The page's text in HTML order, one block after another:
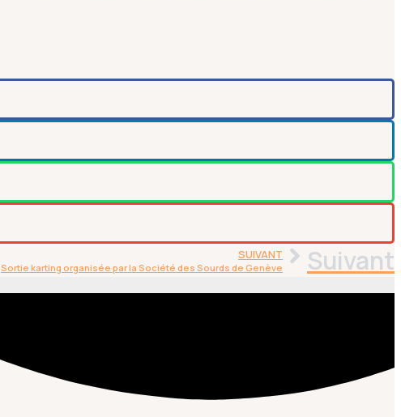
SUIVANT
Sortie karting organisée par la Société des Sourds de Genève Suivant